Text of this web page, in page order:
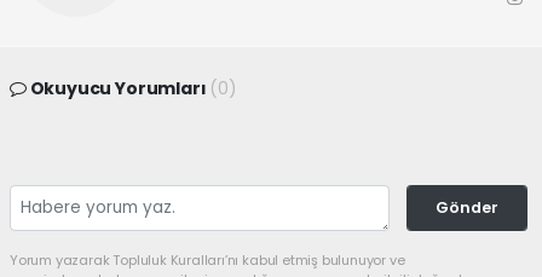
Okuyucu Yorumları (0)
Gönder
Yorum yazarak Topluluk Kuralları’nı kabul etmiş bulunuyor ve